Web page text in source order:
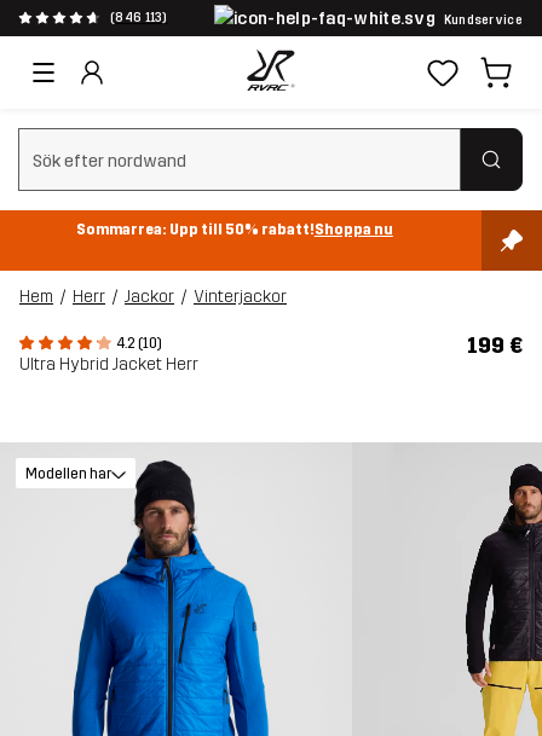
(846 113) Kundservice
Rensa sök
Sommarrea: Upp till 50% rabatt!Shoppa nu
Hem Herr Jackor Vinterjackor
4.2 (10)
Ultra Hybrid Jacket Herr
199 €
Modellen har